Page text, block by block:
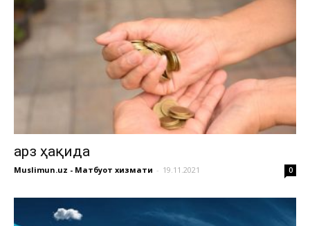
Қарз ҳақида
Muslimun.uz - Матбуот хизмати - 19.11.2021 0